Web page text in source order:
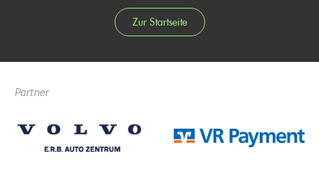
Zur Startseite
Partner